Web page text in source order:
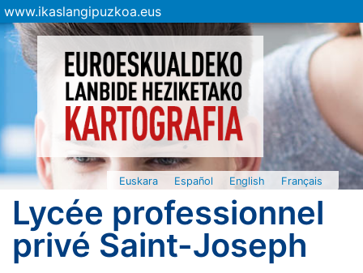
www.ikaslangipuzkoa.eus
Euskara Español English Français
Lycée professionnel
privé Saint-Joseph